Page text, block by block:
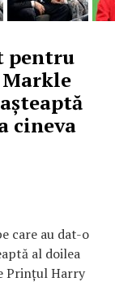
pentru
cineva
care au dat-o
al doilea
Prințul Harry